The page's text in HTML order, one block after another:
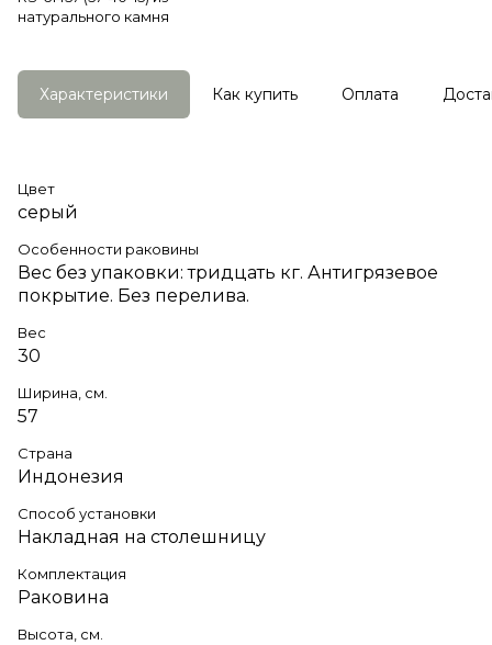
натурального камня
Характеристики Как купить Оплата
Цвет
серый
Особенности раковины
Вес без упаковки: тридцать кг. Антигрязевое
покрытие. Без перелива.
Вес
30
Ширина, см.
57
Страна
Индонезия
Способ установки
Накладная на столешницу
Комплектация
Раковина
Высота, см.